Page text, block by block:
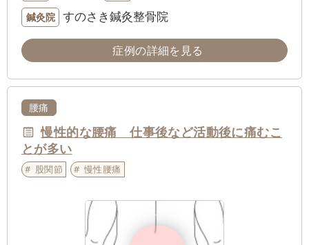
鍼灸院 すのさき鍼灸整骨院
症例の詳細を見る
腰痛
慢性的な腰痛 仕事後など活動後に痛むこ
とが多い
股関節 慢性腰痛